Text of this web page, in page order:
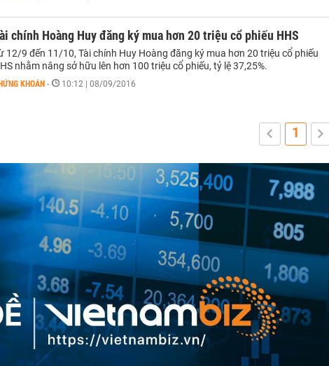
chính Hoàng Huy đăng ký mua hơn 20 triệu cổ phiếu HHS
12/9 đến 11/10, Tài chính Huy Hoàng đăng ký mua hơn 20 triệu cổ phiếu
nhằm nâng sở hữu lên hơn 100 triệu cổ phiếu, tỷ lệ 37,25%.
KHOÁN - 10:12 | 08/09/2016
1